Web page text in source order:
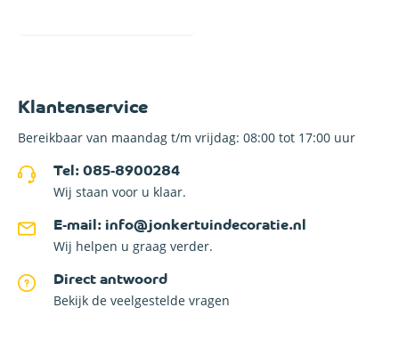
Klantenservice
Bereikbaar van maandag t/m vrijdag: 08:00 tot 17:00 uur
Tel: 085-8900284
Wij staan voor u klaar.
E-mail: info@jonkertuindecoratie.nl
Wij helpen u graag verder.
Direct antwoord
Bekijk de veelgestelde vragen